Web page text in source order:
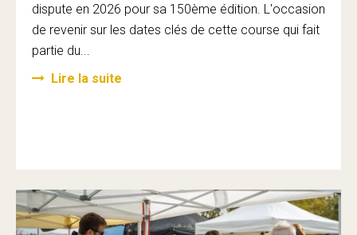
dispute en 2026 pour sa 150ème édition. L'occasion
de revenir sur les dates clés de cette course qui fait
partie du...
Lire la suite